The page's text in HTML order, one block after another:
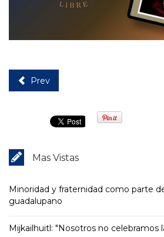
Prev
Mas Vistas
Minoridad y fraternidad como parte
guadalupano
Mijkailhuitl: "Nosotros no celebramos